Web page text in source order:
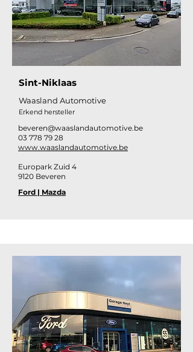
Sint-Niklaas
Waasland Automotive
Erkend hersteller
beveren@waaslandautomotive.be
03 778 79 28
www.waaslandautomotive.be
Europark Zuid 4
9120 Beveren
Ford | Mazda